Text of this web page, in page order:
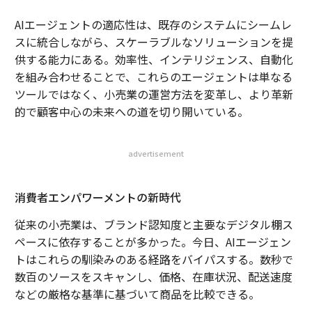
AIエージェントの適応性は、既存のシステムにシームレ
スに統合しながら、スケーラブルなソリューションを提
供する能力にある。効率性、インテリジェンス、自動化
を組み合わせることで、これらのエージェントは単なる
ツールではなく、小売業の運営方法を変革し、より革新
的で顧客中心の未来への道を切り開いている。
advertisement
消費者エンパワーメントの新時代
従来の小売業は、ブランド認知度と主要なデジタル棚ス
ペースに依存することが多かった。今日、AIエージェン
トはこれらの馴染みのある経路をバイパスする。数秒で
数百のソースをスキャンし、価格、在庫状況、配送速度
などの厳格な基準に基づいて商品を比較できる。